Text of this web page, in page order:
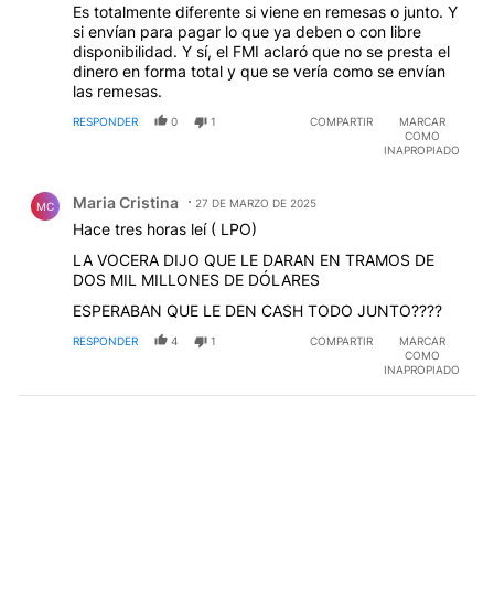
Es totalmente diferente si viene en remesas o junto. Y
si envían para pagar lo que ya deben o con libre
disponibilidad. Y sí, el FMI aclaró que no se presta el
dinero en forma total y que se vería como se envían
las remesas.
RESPONDER 0 1 COMPARTIR
MARCAR
COMO
INAPROPIADO
MC Maria Cristina 27 DE MARZO DE 2025
Hace tres horas leí ( LPO)
LA VOCERA DIJO QUE LE DARAN EN TRAMOS DE
DOS MIL MILLONES DE DÓLARES
ESPERABAN QUE LE DEN CASH TODO JUNTO????
RESPONDER 4 1 COMPARTIR
MARCAR
COMO
INAPROPIADO